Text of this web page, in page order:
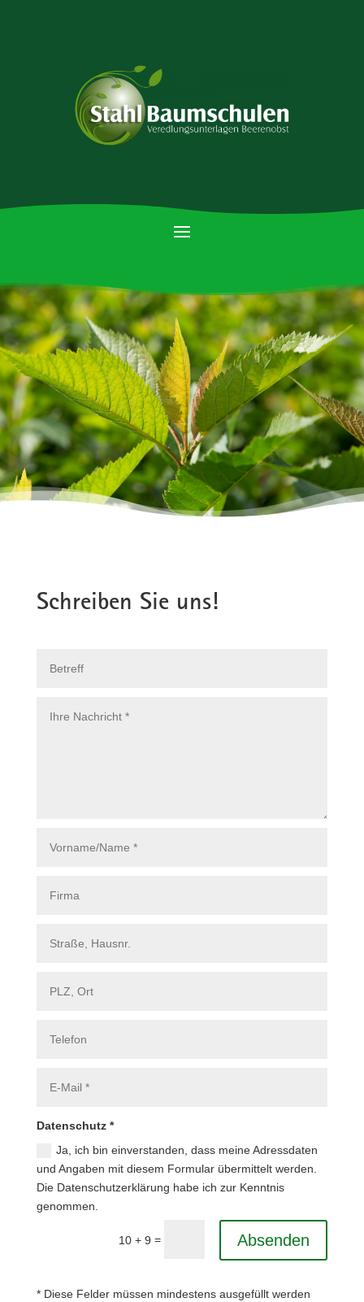
Schreiben Sie uns!
Datenschutz *
Ja, ich bin einverstanden, dass meine Adressdaten
und Angaben mit diesem Formular übermittelt werden.
Die Datenschutzerklärung habe ich zur Kenntnis
genommen.
10 + 9 = Absenden
* Diese Felder müssen mindestens ausgefüllt werden